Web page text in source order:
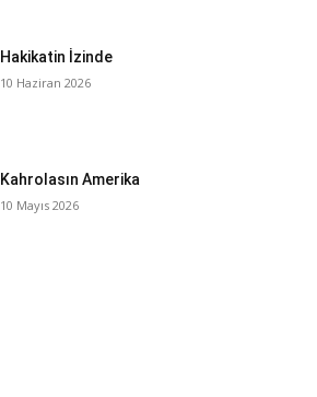
Hakikatin İzinde
10 Haziran 2026
Kahrolasın Amerika
10 Mayıs 2026